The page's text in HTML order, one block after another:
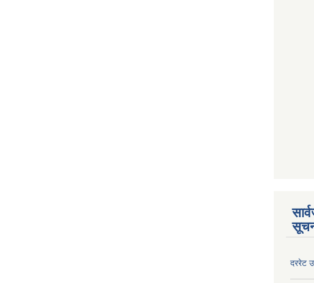
दररेट